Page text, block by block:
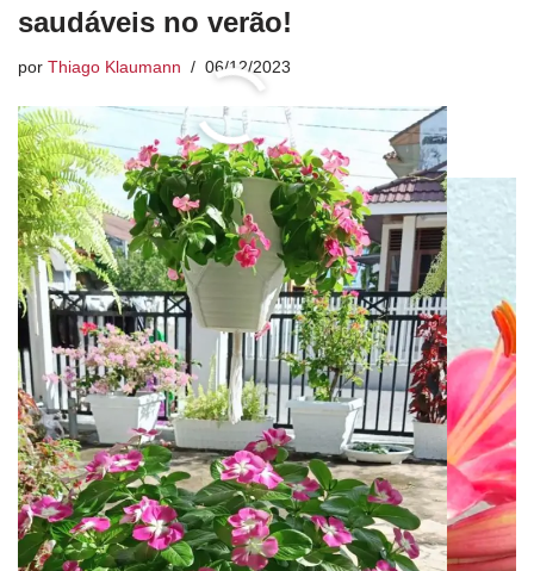
saudáveis no verão!
por Thiago Klaumann 06/12/2023